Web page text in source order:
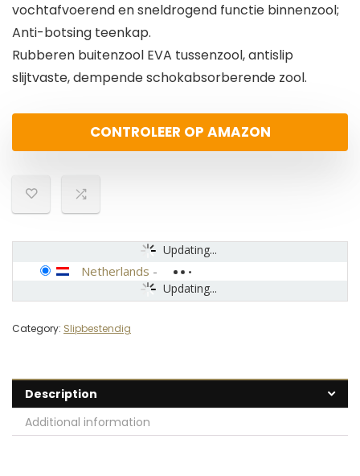
vochtafvoerend en sneldrogend functie binnenzool;
Anti-botsing teenkap.
Rubberen buitenzool EVA tussenzool, antislip
slijtvaste, dempende schokabsorberende zool.
CONTROLEER OP AMAZON
Updating...
Updating...
Netherlands -
Category: Slipbestendig
Description
Additional information